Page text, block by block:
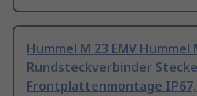
Hummel M 23 EMV
Rundsteckverbinder
Frontplattenmontage IP67,